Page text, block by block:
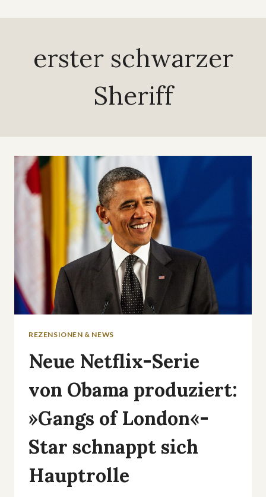
erster schwarzer
Sheriff
REZENSIONEN & NEWS
Neue Netflix-Serie
von Obama produziert:
»Gangs of London«-
Star schnappt sich
Hauptrolle